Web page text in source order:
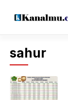
sahur